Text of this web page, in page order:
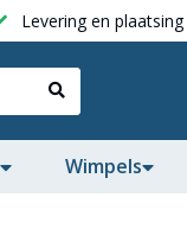
Levering en plaatsing
Wimpels